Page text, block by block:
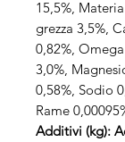
15,5%,
grezza 3,5%,
0,82%,
3,0%,
0,58%, Sodio
Rame
Additivi (kg):